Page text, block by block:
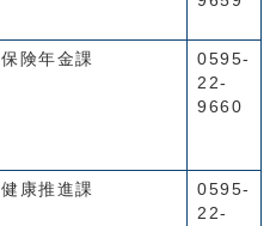
保険年金課
0595-
22-
9660
健康推進課
0595-
22-